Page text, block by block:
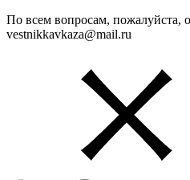
По всем вопросам, пожалуйста,
vestnikkavkaza@mail.ru